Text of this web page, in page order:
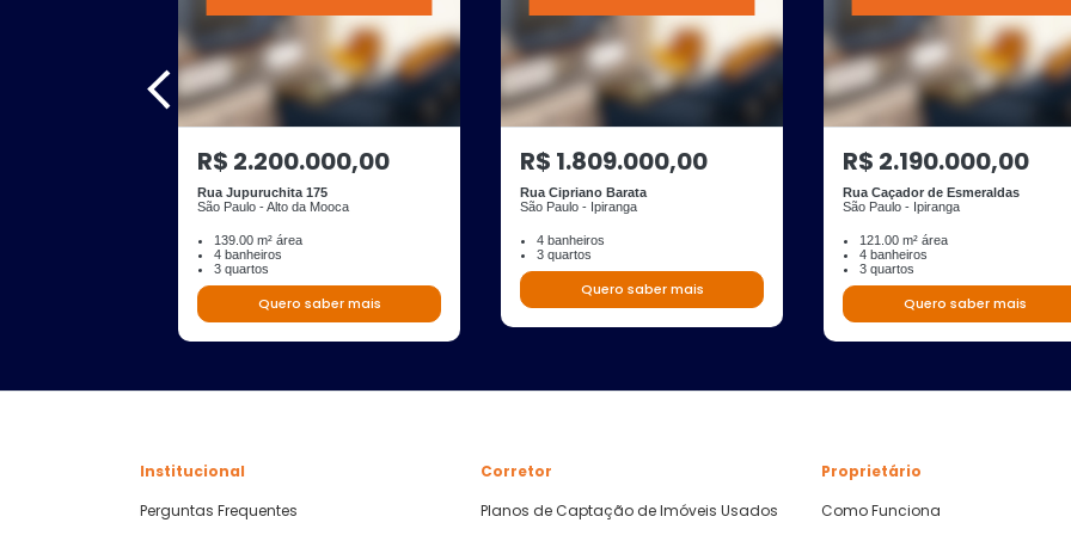
R$ 2.200.000,00
Rua Jupuruchita 175
São Paulo - Alto da Mooca
139.00 m² área
4 banheiros
3 quartos
Quero saber mais
R$ 1.809.000,00
Rua Cipriano Barata
São Paulo - Ipiranga
4 banheiros
3 quartos
Quero saber mais
R$ 2.190.000,00
Rua Caçador de Esmeraldas
São Paulo - Ipiranga
121.00 m² área
4 banheiros
3 quartos
Quero saber mais
Institucional
Perguntas Frequentes
Corretor
Planos de Captação de Imóveis Usados
Proprietário
Como Funciona